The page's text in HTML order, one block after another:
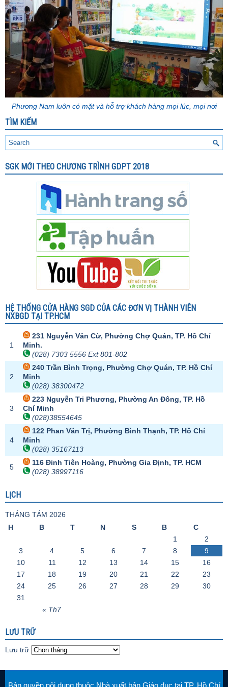
Phương Nam luôn có mặt và hỗ trợ khách hàng mọi lúc, mọi nơi
TÌM KIẾM
SGK MỚI THEO CHƯƠNG TRÌNH GDPT 2018
HỆ THỐNG CỬA HÀNG SGD CỦA CÁC ĐƠN VỊ THÀNH VIÊN
NXBGD TẠI TP.HCM
1
231 Nguyễn Văn Cừ, Phường Chợ Quán, TP. Hồ Chí
Minh.
(028) 7303 5556 Ext 801-802
2
240 Trần Bình Trọng, Phường Chợ Quán, TP. Hồ Chí
Minh
(028) 38300472
3
223 Nguyễn Tri Phương, Phường An Đông, TP. Hồ
Chí Minh
(028)38554645
4
122 Phan Văn Trị, Phường Bình Thạnh, TP. Hồ Chí
Minh
(028) 35167113
5
116 Đinh Tiên Hoàng, Phường Gia Định, TP. HCM
(028) 38997116
LỊCH
THÁNG TÁM 2026
H
B T N S B C
« Th7
1
2
3
4 5 6 7 8
9
10
11 12 13 14 15
16
17
18 19 20 21 22
23
24
25 26 27 28 29
30
31
LƯU TRỮ
Lưu trữ